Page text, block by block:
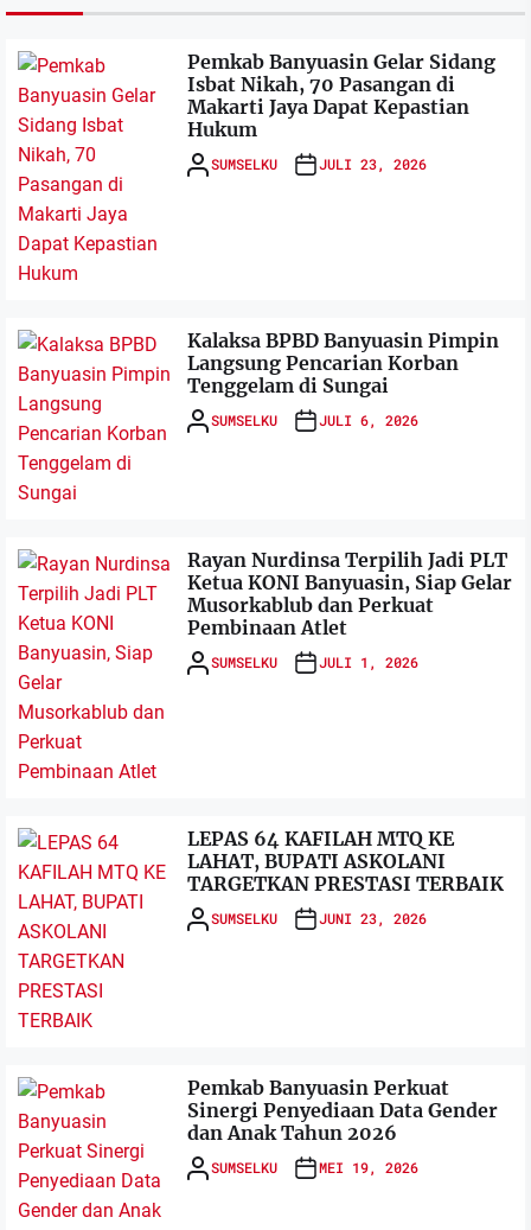
Pemkab Banyuasin Gelar Sidang
Isbat Nikah, 70 Pasangan di
Makarti Jaya Dapat Kepastian
Hukum
SUMSELKU JULI 23, 2026
Kalaksa BPBD Banyuasin Pimpin
Langsung Pencarian Korban
Tenggelam di Sungai
SUMSELKU JULI 6, 2026
Rayan Nurdinsa Terpilih Jadi PLT
Ketua KONI Banyuasin, Siap Gelar
Musorkablub dan Perkuat
Pembinaan Atlet
SUMSELKU JULI 1, 2026
LEPAS 64 KAFILAH MTQ KE
LAHAT, BUPATI ASKOLANI
TARGETKAN PRESTASI TERBAIK
SUMSELKU JUNI 23, 2026
Pemkab Banyuasin Perkuat
Sinergi Penyediaan Data Gender
dan Anak Tahun 2026
SUMSELKU MEI 19, 2026